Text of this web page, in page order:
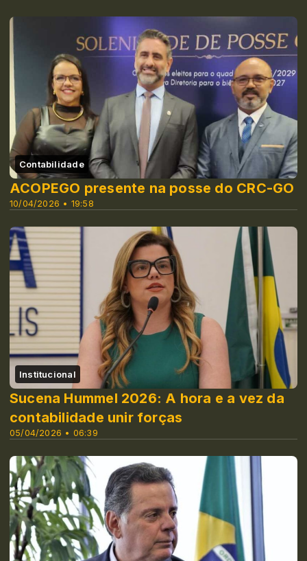
Contabilidade
10/04/2026 • 19:58
ACOPEGO presente na posse do CRC-GO
Institucional
05/04/2026 • 06:39
Sucena Hummel 2026: A hora e a vez da
contabilidade unir forças